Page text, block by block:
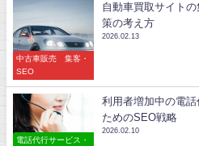
中古車販売 集客・
SEO
自動車買取サイト
策の考え方
2026.02.13
電話代行サービス・
利用者増加中の電
ためのSEO戦略
2026.02.10